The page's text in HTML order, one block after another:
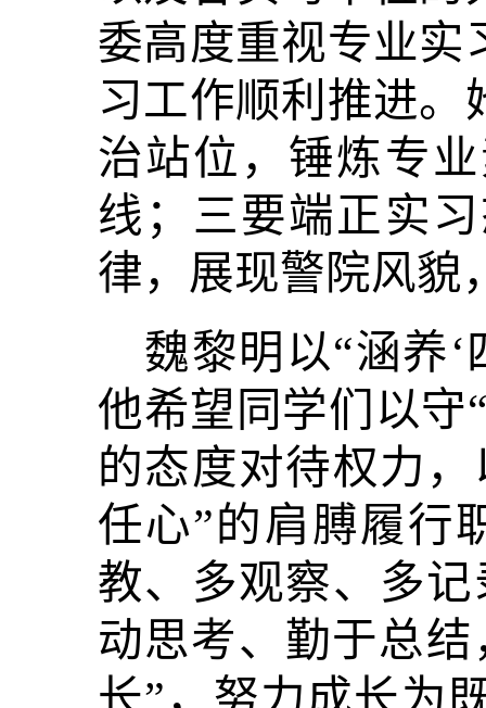
委高度重视专业实
习工作顺利推进。
治站位，锤炼专
线；三要端正实
律，展现警院风貌
魏黎明以“涵养‘
他希望同学们以守
的态度对待权力
任心”的肩膊履行
教、多观察、多
动思考、勤于总